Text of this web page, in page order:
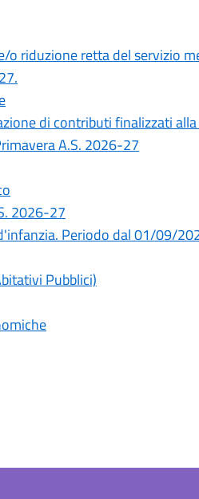
o riduzione retta del servizio
di contributi finalizzati
A.S. 2026-27
2026-27
Periodo dal 01/09/
Pubblici)